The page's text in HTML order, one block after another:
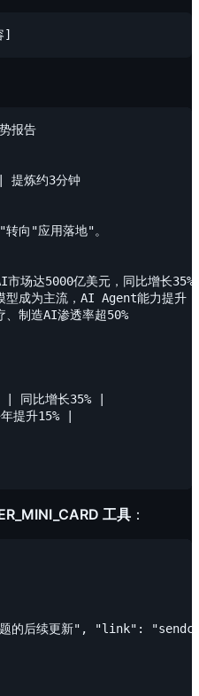
报告
提炼约3分钟
向"应用落地"。
达5000亿美元，同比增长35%
成为主流，AI Agent能力提升
制造AI渗透率超50%
同比增长35% |
提升15% |
工具 ：
的后续更新", "link":